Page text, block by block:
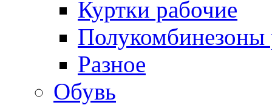
Куртки рабочие
Полукомбинезоны
Разное
Обувь